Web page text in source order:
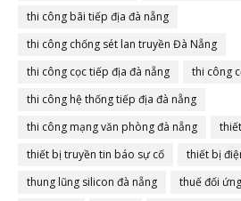
thi công bãi tiếp địa đà nẵng
thi công chống sét lan truyền Đà Nẵng
thi công cọc tiếp địa đà nẵng
thi công
thi công hệ thống tiếp địa đà nẵng
thi công mạng văn phòng đà nẵng
thiết bị truyền tin báo sự cố
thiết bị
thung lũng silicon đà nẵng
thuế đối ứng